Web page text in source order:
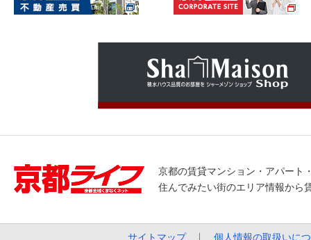
京都の賃貸マンション・アパート
住んでみたい街のエリア情報から
サイトマップ 個人情報の取扱いに